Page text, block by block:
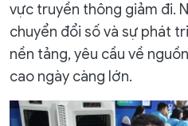
vực truyền thông giảm đi.
chuyển đổi số và sự phát
nền tảng, yêu cầu về
cao ngày càng lớn.